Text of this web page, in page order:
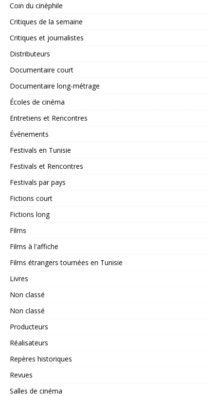
Coin du cinéphile
Critiques de la semaine
Critiques et journalistes
Distributeurs
Documentaire court
Documentaire long-métrage
Écoles de cinéma
Entretiens et Rencontres
Événements
Festivals en Tunisie
Festivals et Rencontres
Festivals par pays
Fictions court
Fictions long
Films
Films à l'affiche
Films étrangers tournées en Tunisie
Livres
Non classé
Non classé
Producteurs
Réalisateurs
Repères historiques
Revues
Salles de cinéma